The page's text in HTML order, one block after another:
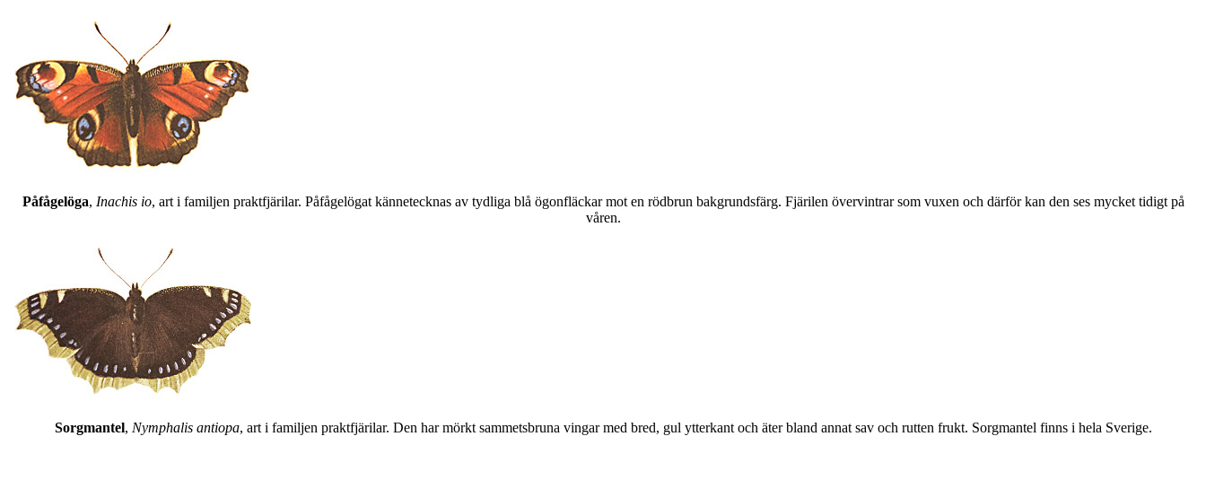
Påfågelöga, Inachis io, art i familjen praktfjärilar. Påfågelögat kännetecknas av tydliga blå ögonfläckar mot en rödbrun bakgrundsfärg. Fjärilen övervintrar som vuxen och därför kan den ses mycket tidigt på
våren.
Sorgmantel, Nymphalis antiopa, art i familjen praktfjärilar. Den har mörkt sammetsbruna vingar med bred, gul ytterkant och äter bland annat sav och rutten frukt. Sorgmantel finns i hela Sverige.